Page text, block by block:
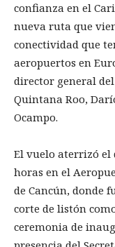
confianza en el
nueva ruta que
conectividad que
aeropuertos en
director general
Quintana Roo,
Ocampo.
El vuelo aterrizó el
horas en el
de Cancún, donde
corte de listón
ceremonia de